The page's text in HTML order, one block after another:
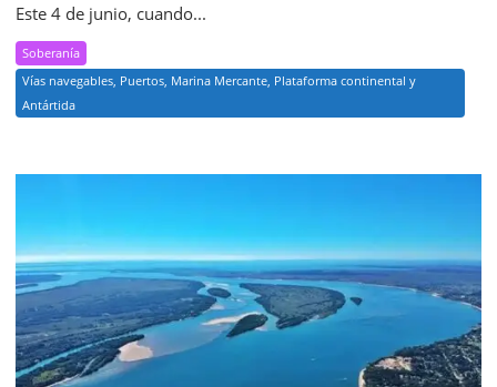
Este 4 de junio, cuando...
Soberanía
Vías navegables, Puertos, Marina Mercante, Plataforma continental y
Antártida